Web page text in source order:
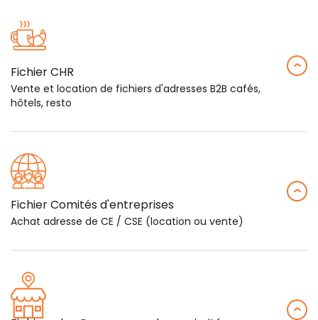
Fichier CHR
Vente et location de fichiers d'adresses B2B cafés,
hôtels, resto
Fichier Comités d'entreprises
Achat adresse de CE / CSE (location ou vente)